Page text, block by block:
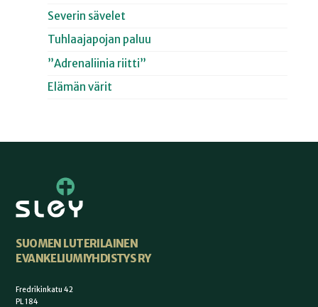
Severin sävelet
Tuhlaajapojan paluu
”Adrenaliinia riitti”
Elämän värit
SUOMEN LUTERILAINEN
EVANKELIUMIYHDISTYS RY
Fredrikinkatu 42
PL 184